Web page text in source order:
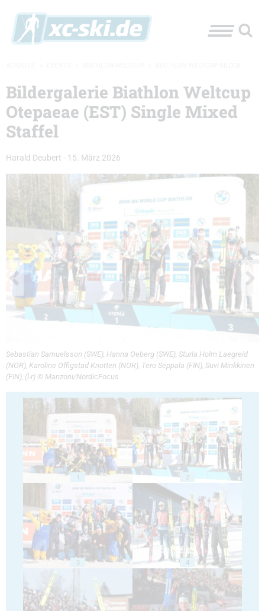
Bildergalerie Biathlon Weltcup
Otepaeae (EST) Single Mixed
Staffel
Harald Deubert - 15. März 2026
Sebastian Samuelsson (SWE), Hanna Oeberg (SWE), Sturla Holm Laegreid
(NOR), Karoline Offigstad Knotten (NOR), Tero Seppala (FIN), Suvi Minkkinen
(FIN), (l-r) © Manzoni/NordicFocus
1 2
3 4